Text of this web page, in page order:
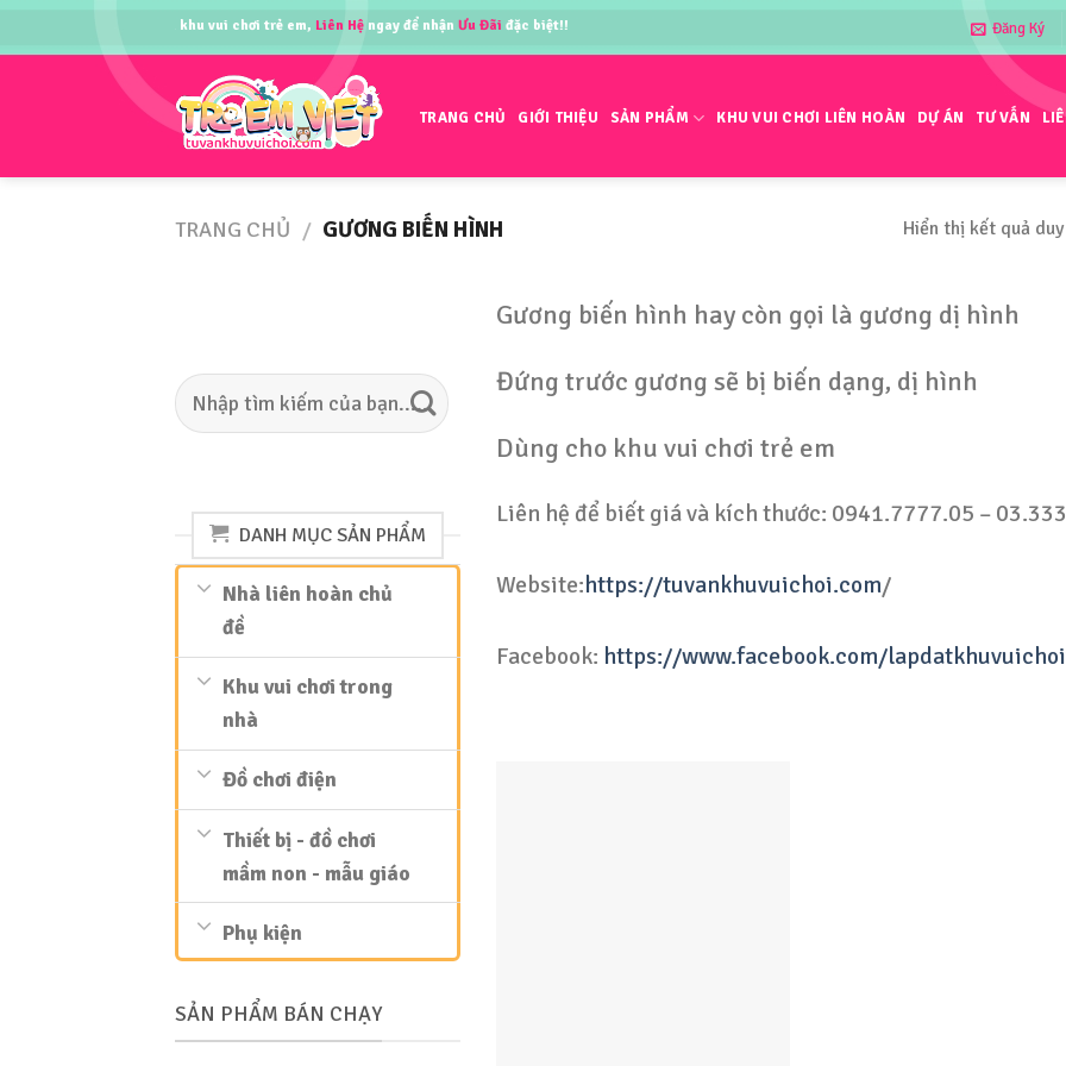
kế lắp đặt tư vấn khu vui chơi trẻ em,Liên Hệngay để nhận Ưu Đãiđặc biệt!! Đăng Ký
TRANG CHỦ GIỚI THIỆU SẢN PHẨM KHU VUI CHƠI LIÊN HOÀN DỰ ÁN TƯ VẤN
TRANG CHỦ / GƯƠNG BIẾN HÌNH Hiển thị kết quả
Tìm
kiếm:
DANH MỤC SẢN PHẨM
Nhà liên hoàn chủ
đề
Khu vui chơi trong
nhà
Đồ chơi điện
Thiết bị - đồ chơi
mầm non - mẫu giáo
Phụ kiện
SẢN PHẨM BÁN CHẠY
Gương biến hình hay còn gọi là gương dị hình
Đứng trước gương sẽ bị biến dạng, dị hình
Dùng cho khu vui chơi trẻ em
Liên hệ để biết giá và kích thước: 0941.7777.05 –
Website:https://tuvankhuvuichoi.com/
Facebook: https://www.facebook.com/